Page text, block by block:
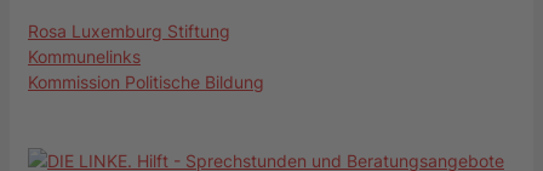
Rosa Luxemburg Stiftung
Kommunelinks
Kommission Politische Bildung